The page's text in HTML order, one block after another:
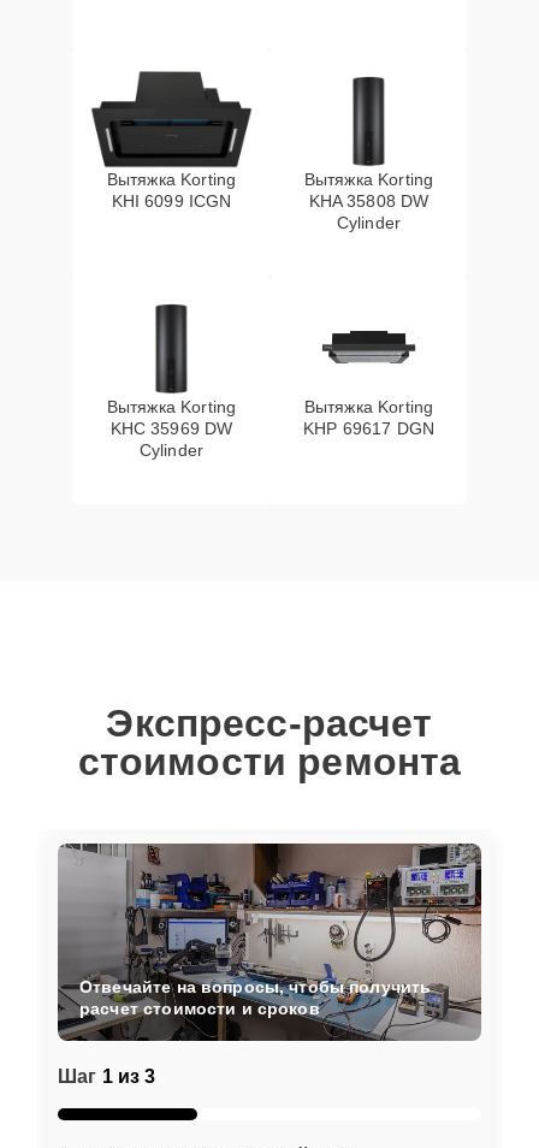
Вытяжка Korting
KHI 6099 ICGN
Вытяжка Korting
KHA 35808 DW
Cylinder
Вытяжка Korting
KHC 35969 DW
Cylinder
Вытяжка Korting
KHP 69617 DGN
Экспресс-расчет
стоимости ремонта
Шаг 1 из 3
Отвечайте на вопросы, чтобы получить
расчет стоимости и сроков